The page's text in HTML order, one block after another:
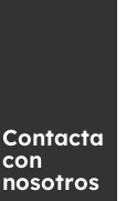
Contacta
con
nosotros